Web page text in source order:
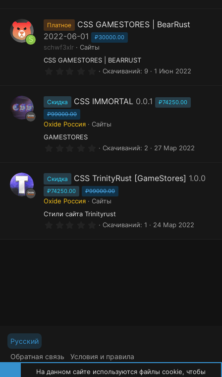
з
в
ё
з
S
Платное
CSS GAMESTORES | BearRust
2022-06-01
₽30000.00
schwf3xlr
Сайты
CSS GAMESTORES | BEARRUST
0
з
з
Скачиваний 9 1 Июн 2022
Скидка CSS IMMORTAL 0.0.1
₽74250.00
₽99000.00
Oxide Россия
Сайты
GAMESTORES
0
з
в
ё
з
Скачиваний 2 27 Мар 2022
Скидка CSS TrinityRust [GameStores] 1.0.0
₽74250.00 ₽99000.00
Oxide Россия
Сайты
Стили сайта Trinityrust
0 Скачиваний 1 24 Мар 2022
Русский
Обратная связь
Условия и правила
Политика конфиденциальности
Помощь
R
На данном сайте используются файлы cookie, чтобы